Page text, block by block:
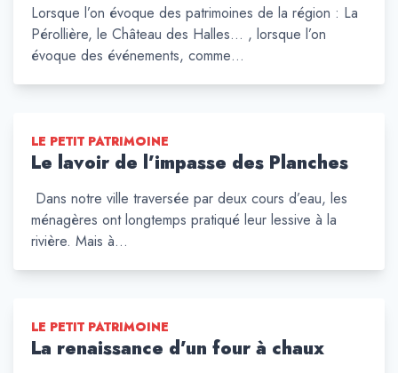
Lorsque l’on évoque des patrimoines de la région : La
Pérollière, le Château des Halles… , lorsque l’on
évoque des événements, comme…
LE PETIT PATRIMOINE
Le lavoir de l’impasse des Planches
Dans notre ville traversée par deux cours d’eau, les
ménagères ont longtemps pratiqué leur lessive à la
rivière. Mais à…
LE PETIT PATRIMOINE
La renaissance d’un four à chaux